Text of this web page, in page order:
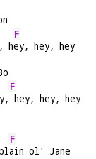
h
F
ey, hey, hey
F
hey, hey, hey
F
ain ol' Jane